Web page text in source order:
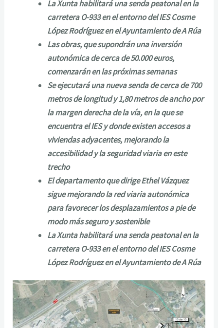
La Xunta habilitará una senda peatonal en la
carretera O-933 en el entorno del IES Cosme
López Rodríguez en el Ayuntamiento de A Rúa
Las obras, que supondrán una inversión
autonómica de cerca de 50.000 euros,
comenzarán en las próximas semanas
Se ejecutará una nueva senda de cerca de 700
metros de longitud y 1,80 metros de ancho por
la margen derecha de la vía, en la que se
encuentra el IES y donde existen accesos a
viviendas adyacentes, mejorando la
accesibilidad y la seguridad viaria en este
trecho
El departamento que dirige Ethel Vázquez
sigue mejorando la red viaria autonómica
para favorecer los desplazamientos a pie de
modo más seguro y sostenible
La Xunta habilitará una senda peatonal en la
carretera O-933 en el entorno del IES Cosme
López Rodríguez en el Ayuntamiento de A Rúa